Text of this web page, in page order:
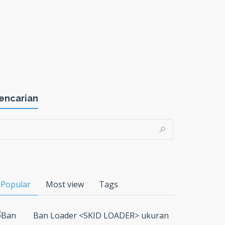
Popular Most view Tags
Ban Loader <SKID LOADER> ukuran